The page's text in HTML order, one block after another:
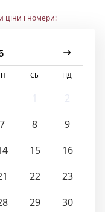
ціни і номери:
СБ НД
7 8
9
15
16
22
23
29
30